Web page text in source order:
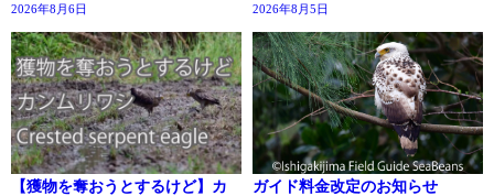
2026年8月6日 2026年8月5日
【獲物を奪おうとするけど】カ
ガイド料金改定のお知らせ